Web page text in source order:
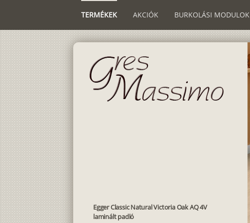
TERMÉKEK AKCIÓK BURKOLÁSI MODULOK
Egger Classic Natural Victoria Oak AQ 4V
laminált padló